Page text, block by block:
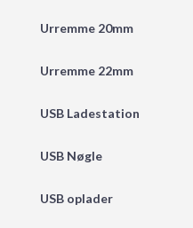
Urremme 20mm
Urremme 22mm
USB Ladestation
USB Nøgle
USB oplader